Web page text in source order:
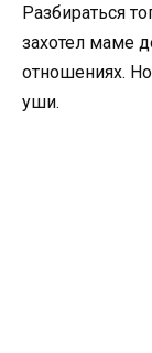
Разбираться
захотел маме
отношениях.
уши.